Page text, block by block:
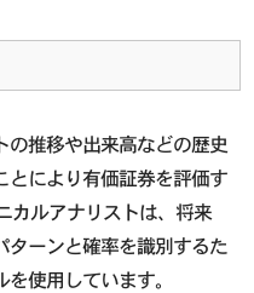
の推移や出来高などの歴史
とにより有価証券を評価す
カルアナリストは、将来
ターンと確率を識別するた
使用しています。